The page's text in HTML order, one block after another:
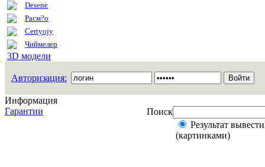
Desene
Расм?о
Certyojy
Чиймелер
3D модели
Авторизация:
Информация
Гарантии
Поиск
Результат
(картинками)